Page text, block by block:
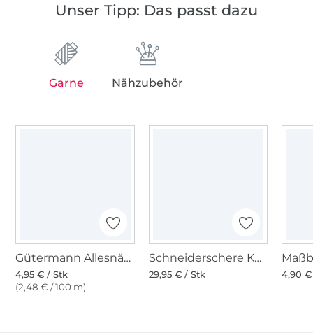
Unser Tipp: Das passt dazu
Garne Nähzubehör
Gütermann Allesnäher (800) weiss
4,95 € / Stk
(2,48 € / 100 m)
Schneiderschere KAI 23 cm, schwarz
29,95 € / Stk 4,90